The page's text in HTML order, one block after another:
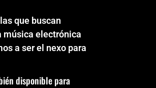
que buscan
música electrónica
a ser el nexo para
disponible para